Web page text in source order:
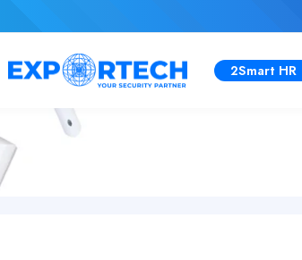
2Smart HR